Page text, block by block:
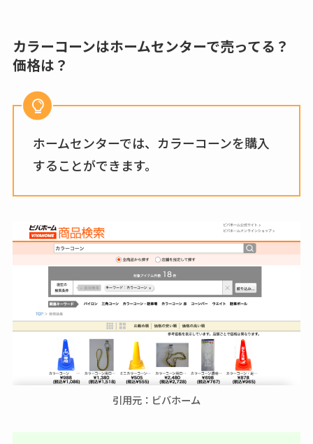
カラーコーンはホームセンターで売ってる？
価格は？
ホームセンターでは、カラーコーンを購入
することができます。
引用元：ビバホーム